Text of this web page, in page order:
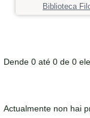
Biblioteca
Dende 0 até 0 de 0
Actualmente non hai